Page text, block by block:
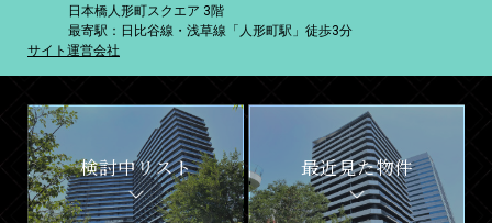
日本橋人形町スクエア 3階
最寄駅：日比谷線・浅草線「人形町駅」徒歩3分
サイト運営会社
検討中リスト 最近見た物件